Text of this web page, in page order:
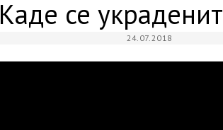
Каде се
24.07.2018